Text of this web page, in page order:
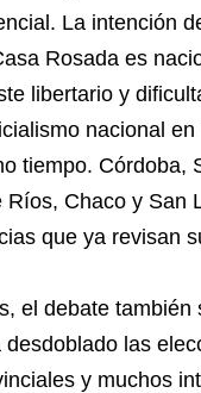
La intención
Rosada es
libertario y
nacional en
tiempo. Córdoba,
Ríos, Chaco y San
que ya revisan
el debate también
las
y muchos